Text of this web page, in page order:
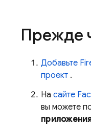
Прежде
Добавьте
проект .
На сайте
вы можете